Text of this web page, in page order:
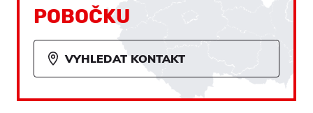
POBOČKU
VYHLEDAT KONTAKT